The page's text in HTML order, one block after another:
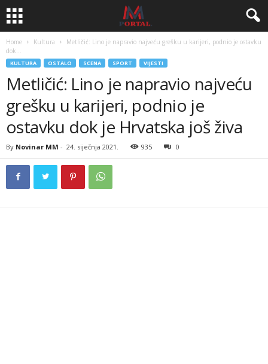
Home Kultura
Metličić: Lino je napravio najveću grešku u karijeri, podnio je ostavku
dok...
KULTURA OSTALO SCENA SPORT VIJESTI
Metličić: Lino je napravio najveću
grešku u karijeri, podnio je
ostavku dok je Hrvatska još živa
By Novinar MM - 24. siječnja 2021. 935 0